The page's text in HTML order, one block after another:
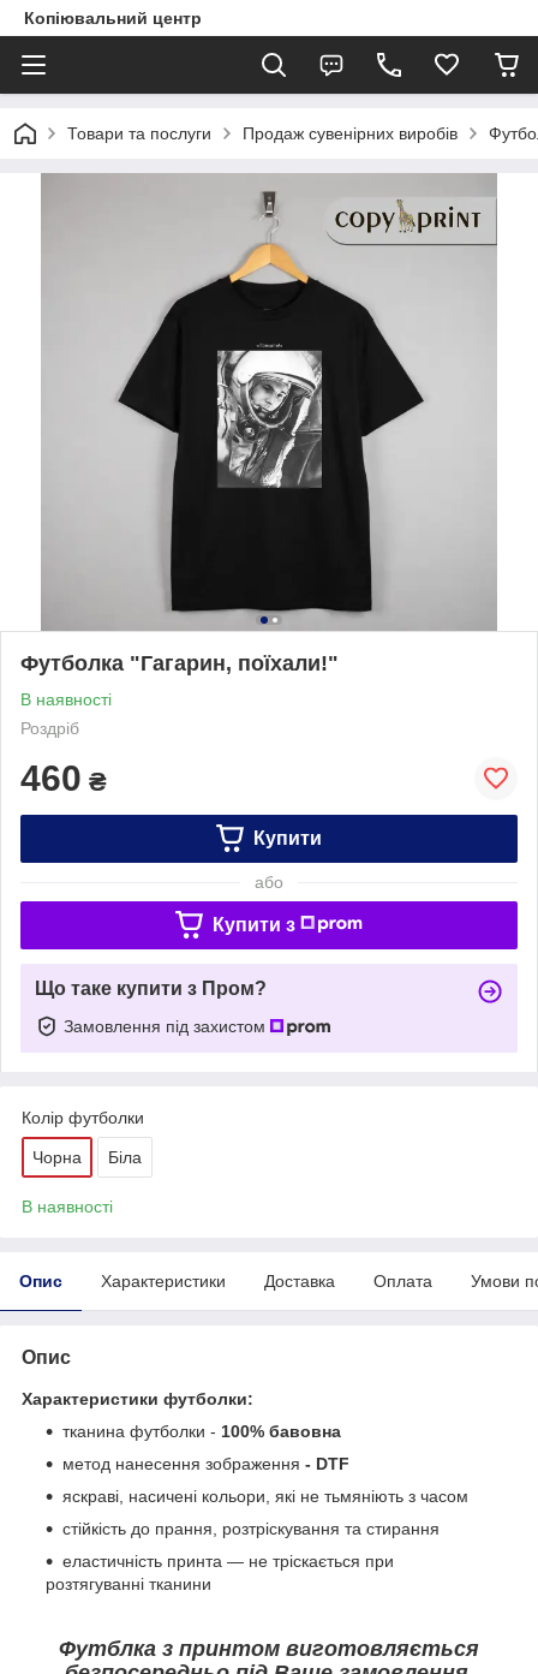
Копіювальний центр
Товари та послуги Продаж сувенірних виробів
Футболка "Гагарин, поїхали!"
В наявності
Роздріб
460 ₴
Купити
або
Купити з
Що таке купити з Пром?
Замовлення під захистом
Колір футболки
Чорна Біла
В наявності
Опис Характеристики Доставка Оплата Умови
Опис
Характеристики футболки:
тканина футболки - 100% бавовна
метод нанесення зображення - DTF
яскраві, насичені кольори, які не тьмяніють з часом
стійкість до прання, розтріскування та стирання
еластичність принта — не тріскається при
розтягуванні тканини
Футблка з принтом виготовляється